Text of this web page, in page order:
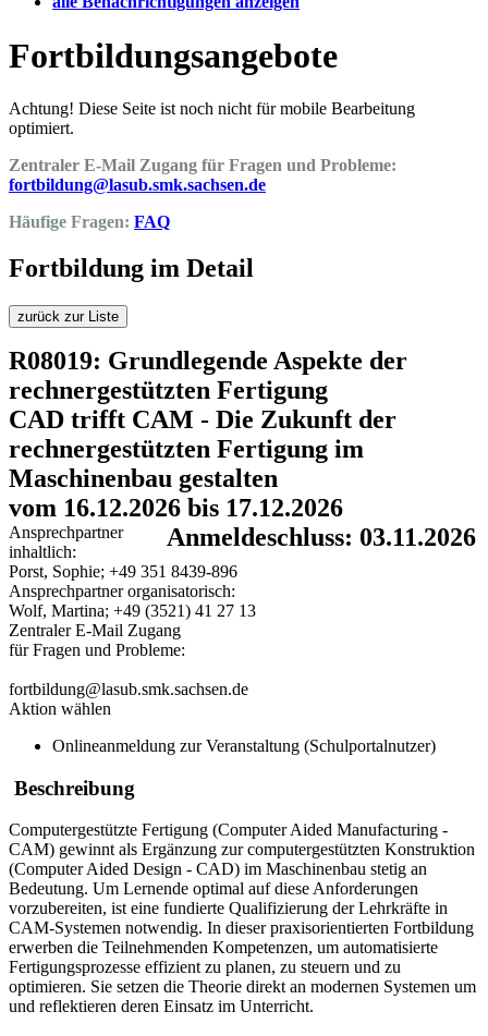
Fortbildungsangebote
Achtung! Diese Seite ist noch nicht für mobile Bearbeitung
optimiert.
Zentraler E-Mail Zugang für Fragen und Probleme:
fortbildung@lasub.smk.sachsen.de
Häufige Fragen: FAQ
Fortbildung im Detail
zurück zur Liste
R08019: Grundlegende Aspekte der
rechnergestützten Fertigung
CAD trifft CAM - Die Zukunft der
rechnergestützten Fertigung im
Maschinenbau gestalten
vom 16.12.2026 bis 17.12.2026
Anmeldeschluss: 03.11.2026
Ansprechpartner
inhaltlich:
Porst, Sophie; +49 351 8439-896
Ansprechpartner organisatorisch:
Wolf, Martina; +49 (3521) 41 27 13
Zentraler E-Mail Zugang
für Fragen und Probleme:
fortbildung@lasub.smk.sachsen.de
Aktion wählen
Onlineanmeldung zur Veranstaltung (Schulportalnutzer)
Beschreibung
Computergestützte Fertigung (Computer Aided Manufacturing -
CAM) gewinnt als Ergänzung zur computergestützten Konstruktion
(Computer Aided Design - CAD) im Maschinenbau stetig an
Bedeutung. Um Lernende optimal auf diese Anforderungen
vorzubereiten, ist eine fundierte Qualifizierung der Lehrkräfte in
CAM-Systemen notwendig. In dieser praxisorientierten Fortbildung
erwerben die Teilnehmenden Kompetenzen, um automatisierte
Fertigungsprozesse effizient zu planen, zu steuern und zu
optimieren. Sie setzen die Theorie direkt an modernen Systemen um
und reflektieren deren Einsatz im Unterricht.